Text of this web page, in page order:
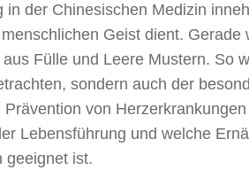
der Chinesischen Medizin
Geist dient.
Fülle und Leere Mustern. So
sondern auch der
von
Lebensführung und welche
geeignet ist.